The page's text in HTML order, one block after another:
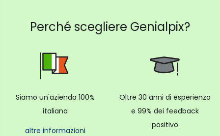
Perché scegliere Genialpix?
Siamo un'azienda 100%
italiana
altre informazioni
Oltre 30 anni di esperienza
e 99% dei feedback
positivo